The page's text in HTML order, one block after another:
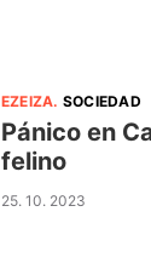
EZEIZA. SOCIEDAD
Pánico en
felino
25. 10. 2023